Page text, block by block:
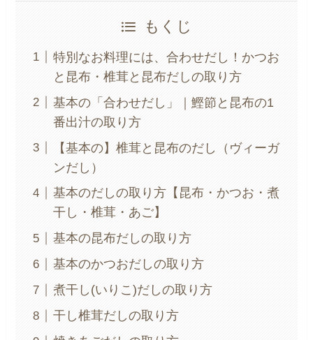
もくじ
特別なお料理には、合わせだし！かつお
と昆布・椎茸と昆布だしの取り方
基本の「合わせだし」｜鰹節と昆布の1
番出汁の取り方
【基本の】椎茸と昆布のだし（ヴィーガ
ンだし）
基本のだしの取り方【昆布・かつお・煮
干し・椎茸・あご】
基本の昆布だしの取り方
基本のかつおだしの取り方
煮干し(いりこ)だしの取り方
干し椎茸だしの取り方